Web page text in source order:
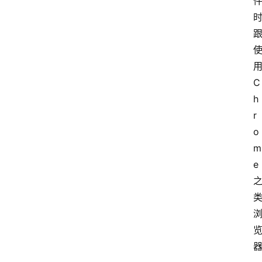
时
跟
使
用
C
h
r
o
m
e
之
类
浏
览
器